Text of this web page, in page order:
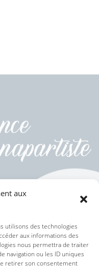
aux
utilisons des technologies
aux informations des
nous permettra de traiter
navigation ou les ID uniques
retirer son consentement